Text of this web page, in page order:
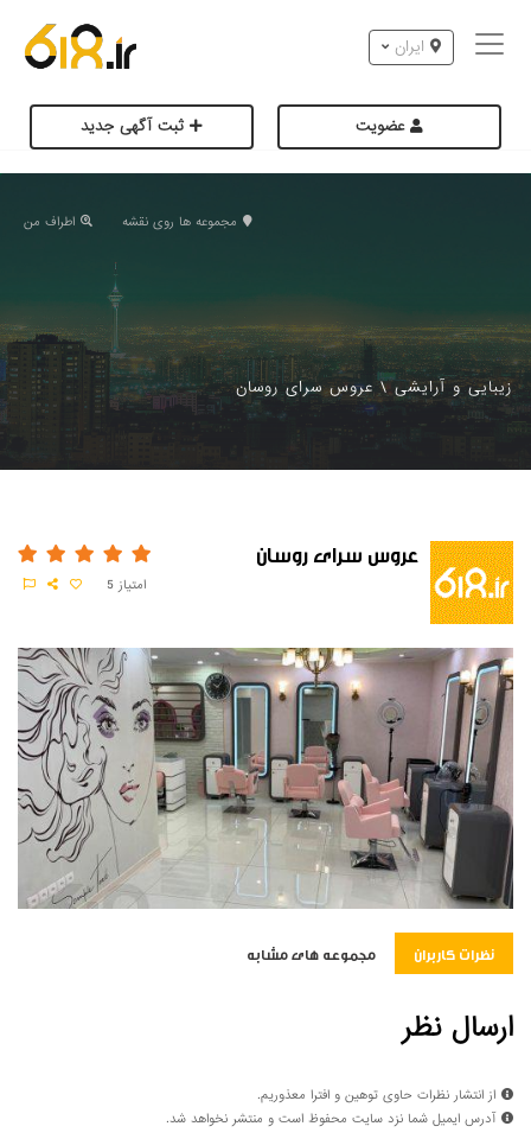
ایران
عضویت ثبت آگهی جدید
مجموعه ها روی نقشه اطراف من
زیبایی و آرایشی\ عروس سرای روسان
عروس سرای روسان
امتیاز 5
نظرات کاربران مجموعه های مشابه
ارسال نظر
از انتشار نظرات حاوی توهین و افترا معذوریم.
آدرس ایمیل شما نزد سایت محفوظ است و منتشر نخواهد شد.